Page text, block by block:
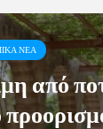
ΝΕΑ
από